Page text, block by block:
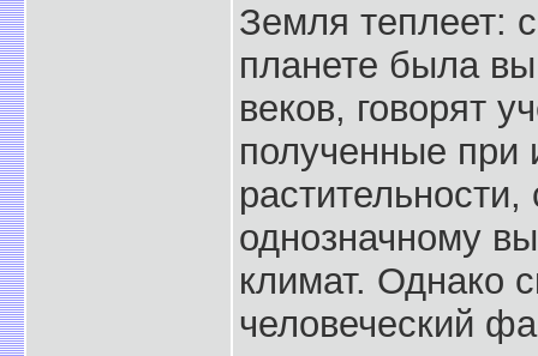
Земля теплеет:
планете была
веков, говорят
полученные при
однозначному
климат. Однако
человеческий